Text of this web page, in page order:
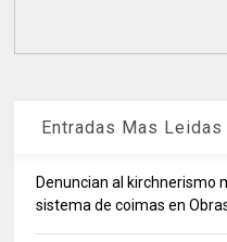
Entradas Mas Leidas
Denuncian al kirchnerismo
sistema de coimas en